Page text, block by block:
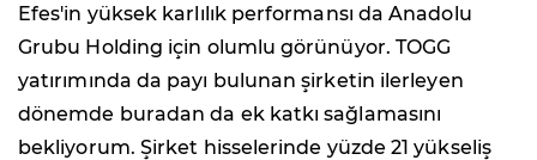
Efes'in yüksek karlılık performansı da Anadolu
Grubu Holding için olumlu görünüyor. TOGG
yatırımında da payı bulunan şirketin ilerleyen
dönemde buradan da ek katkı sağlamasını
bekliyorum. Şirket hisselerinde yüzde 21 yükseliş